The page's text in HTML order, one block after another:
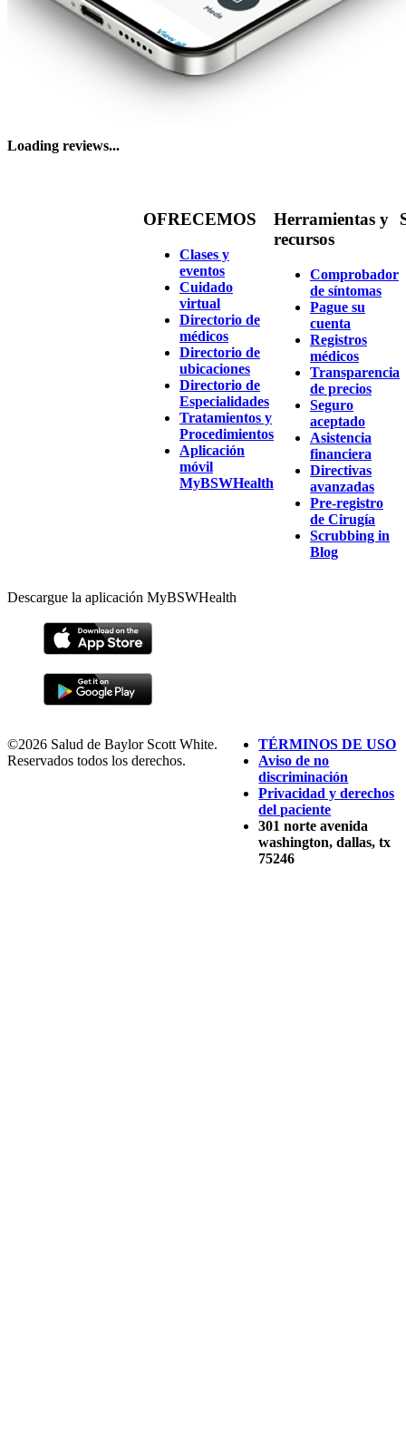
Loading reviews...
OFRECEMOS
Clases y
eventos
Cuidado
virtual
Directorio de
médicos
Directorio de
ubicaciones
Directorio de
Especialidades
Tratamientos y
Procedimientos
Aplicación
móvil
MyBSWHealth
Herramientas y
recursos
Comprobador
de síntomas
Pague su
cuenta
Registros
médicos
Transparencia
de precios
Seguro
aceptado
Asistencia
financiera
Directivas
avanzadas
Pre-registro
de Cirugía
Scrubbing in
Blog
Descargue la aplicación MyBSWHealth
©2026 Salud de Baylor Scott White.
Reservados todos los derechos.
TÉRMINOS DE USO
Aviso de no
discriminación
Privacidad y derechos
del paciente
301 norte avenida
washington, dallas, tx
75246